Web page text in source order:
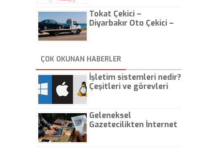
Tokat Çekici –
Diyarbakır Oto Çekici –
ÇOK OKUNAN HABERLER
İşletim sistemleri nedir?
Çeşitleri ve görevleri
Geleneksel
Gazetecilikten İnternet